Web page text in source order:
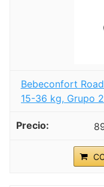
Bebeconfort
15-36 kg, Grupo